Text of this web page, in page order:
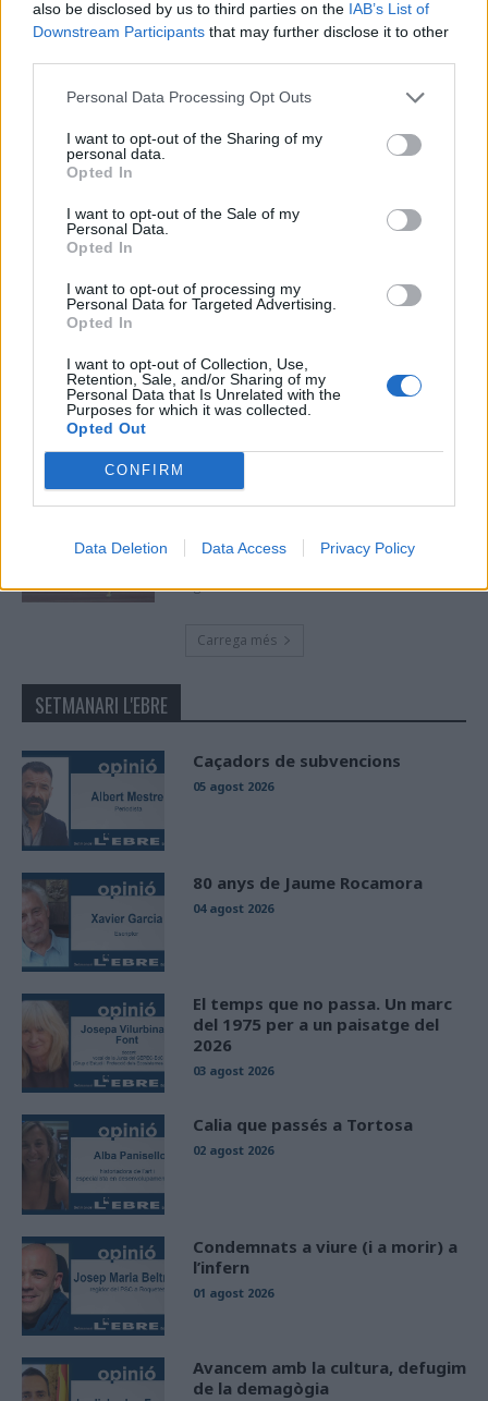
also be disclosed by us to third parties on the IAB’s List of
Downstream Participants that may further disclose it to other
Personal Data Processing Opt Outs
I want to opt-out of the Sharing of my
personal data.
Opted In
I want to opt-out of the Sale of my
Personal Data.
Opted In
I want to opt-out of processing my
Personal Data for Targeted Advertising.
Opted In
I want to opt-out of Collection, Use,
Retention, Sale, and/or Sharing of my
Personal Data that Is Unrelated with the
Purposes for which it was collected.
Opted Out
CONFIRM
Data Deletion Data Access Privacy Policy
characters
shown
CAPTCHA
human.
ÚLTIMES NOTÍCIES
La Cursa de l’Aldea segona d’etiqueta d’or
de la Running Sèries Terres de l’Ebre
Argilers diumenge 10 de maig amb dos
recorreguts
El Cantaires amb baixes rep al CB
Viladecans en el tram decisiu de la lliga
Altaba amb la selecció catalana sub-16
d’atletisme
maig 8, 2026
Carrega més
SETMANARI L'EBRE
Caçadors de subvencions
05 agost 2026
80 anys de Jaume Rocamora
04 agost 2026
El temps que no passa. Un marc
del 1975 per a un paisatge del
2026
03 agost 2026
Calia que passés a Tortosa
02 agost 2026
Condemnats a viure (i a morir) a
l’infern
01 agost 2026
Avancem amb la cultura, defugim
de la demagògia